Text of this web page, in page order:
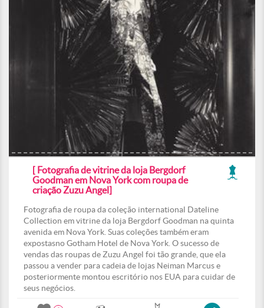
[ Fotografia de vitrine da loja Bergdorf
Goodman em Nova York com roupa de
criação Zuzu Angel]
Fotografia de roupa da coleção international Dateline
Collection em vitrine da loja Bergdorf Goodman na quinta
avenida em Nova York. Suas coleções também eram
expostasno Gotham Hotel de Nova York. O sucesso de
vendas das roupas de Zuzu Angel foi tão grande, que ela
passou a vender para cadeia de lojas Neiman Marcus e
posteriormente montou escritório nos EUA para cuidar de
seus negócios.